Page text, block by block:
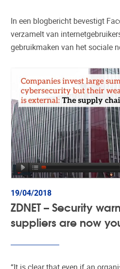
In een blogbericht bevestigt
verzamelt van
gebruikmaken van het sociale
19/04/2018
ZDNET – Security
suppliers are now